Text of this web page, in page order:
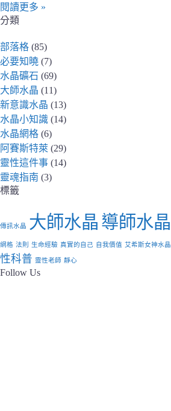
閱讀更多 »
分類
部落格 (85)
必要知曉 (7)
水晶礦石 (69)
大師水晶 (11)
新意識水晶 (13)
水晶小知識 (14)
水晶網格 (6)
阿賽斯特萊 (29)
靈性這件事 (14)
靈魂指南 (3)
標籤
傳訊水晶 大師水晶 導師水晶
網格 法則 生命經驗 真實的自己 自我價值 艾希斯女神水晶
性科普 靈性老師 靜心
Follow Us